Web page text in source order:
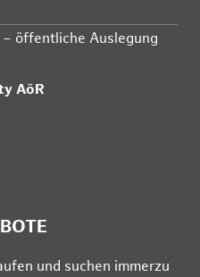
öffentliche Auslegung
AöR
und su­chen im­mer­zu